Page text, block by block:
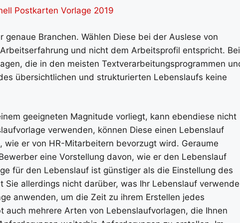
Postkarten Vorlage 2019
Branchen. Wählen Diese bei der Auslese von
und nicht dem Arbeitsprofil entspricht. Bei
die in den meisten Textverarbeitungsprogrammen
übersichtlichen und strukturierten Lebenslaufs keine
geeigneten Magnitude vorliegt, kann ebendiese nicht
verwenden, können Diese einen Lebenslauf
er von HR-Mitarbeitern bevorzugt wird. Geraume
eine Vorstellung davon, wie er den Lebenslauf
für den Lebenslauf ist günstiger als die Einstellung des
Sie allerdings nicht darüber, was Ihr Lebenslauf
anwenden, um die Zeit zu ihrem Erstellen jedes
auch mehrere Arten von Lebenslaufvorlagen, die Ihnen